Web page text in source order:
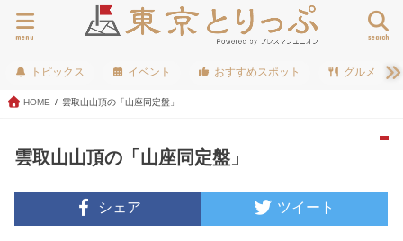
search
menu
トピックス イベント おすすめスポット グルメ
HOME 雲取山山頂の「山座同定盤」
雲取山山頂の「山座同定盤」
シェア ツイート